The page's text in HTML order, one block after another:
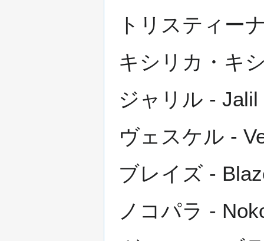
トリスティー
キシリカ・キ
ジャリル - Jalil
ヴェスケル -
ブレイズ -
ノコパラ -